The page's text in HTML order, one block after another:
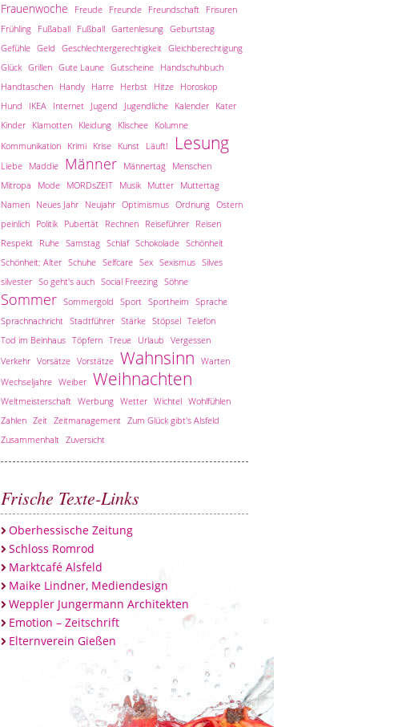
Frauenwoche Freude Freunde Freundschaft
Frisuren
Frühling
Fußaball Fußball Gartenlesung Geburtstag
Gefühle Geld Geschlechtergerechtigkeit Gleichberechtigung
Glück Grillen Gute Laune Gutscheine
Handschuhbuch
Handtaschen
Handy Harre Herbst Hitze
Horoskop
Hund
IKEA Internet Jugend Jugendliche Kalender
Kater
Kinder
Klamotten Kleidung Klischee
Kolumne
Kommunikation
Krimi Krise Kunst Läuft! Lesung
Liebe Maddie Männer Männertag
Menschen
Mitropa
Mode MORDsZEIT Musik Mutter
Muttertag
Namen
Neues Jahr Neujahr Optimismus Ordnung Ostern
peinlich
Politik Pubertät Rechnen Reiseführer
Reisen
Respekt
Ruhe Samstag Schlaf Schokolade Schönheit
Schönheit; Alter Schuhe Selfcare Sex Sexismus Silves
silvester So geht's auch Social Freezing Söhne
Sommer Sommergold Sport Sportheim Sprache
Sprachnachricht Stadtführer Stärke Stöpsel Telefon
Tod im Beinhaus Töpfern Treue Urlaub Vergessen
Verkehr Vorsätze Vorstätze Wahnsinn Warten
Wechseljahre Weiber Weihnachten
Weltmeisterschaft Werbung Wetter Wichtel Wohlfühlen
Zahlen Zeit Zeitmanagement Zum Glück gibt's Alsfeld
Zusammenhalt Zuversicht
Frische Texte-Links
Oberhessische Zeitung
Schloss Romrod
Marktcafé Alsfeld
Maike Lindner, Mediendesign
Weppler Jungermann Architekten
Emotion – Zeitschrift
Elternverein Gießen